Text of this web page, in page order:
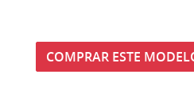
COMPRAR ESTE